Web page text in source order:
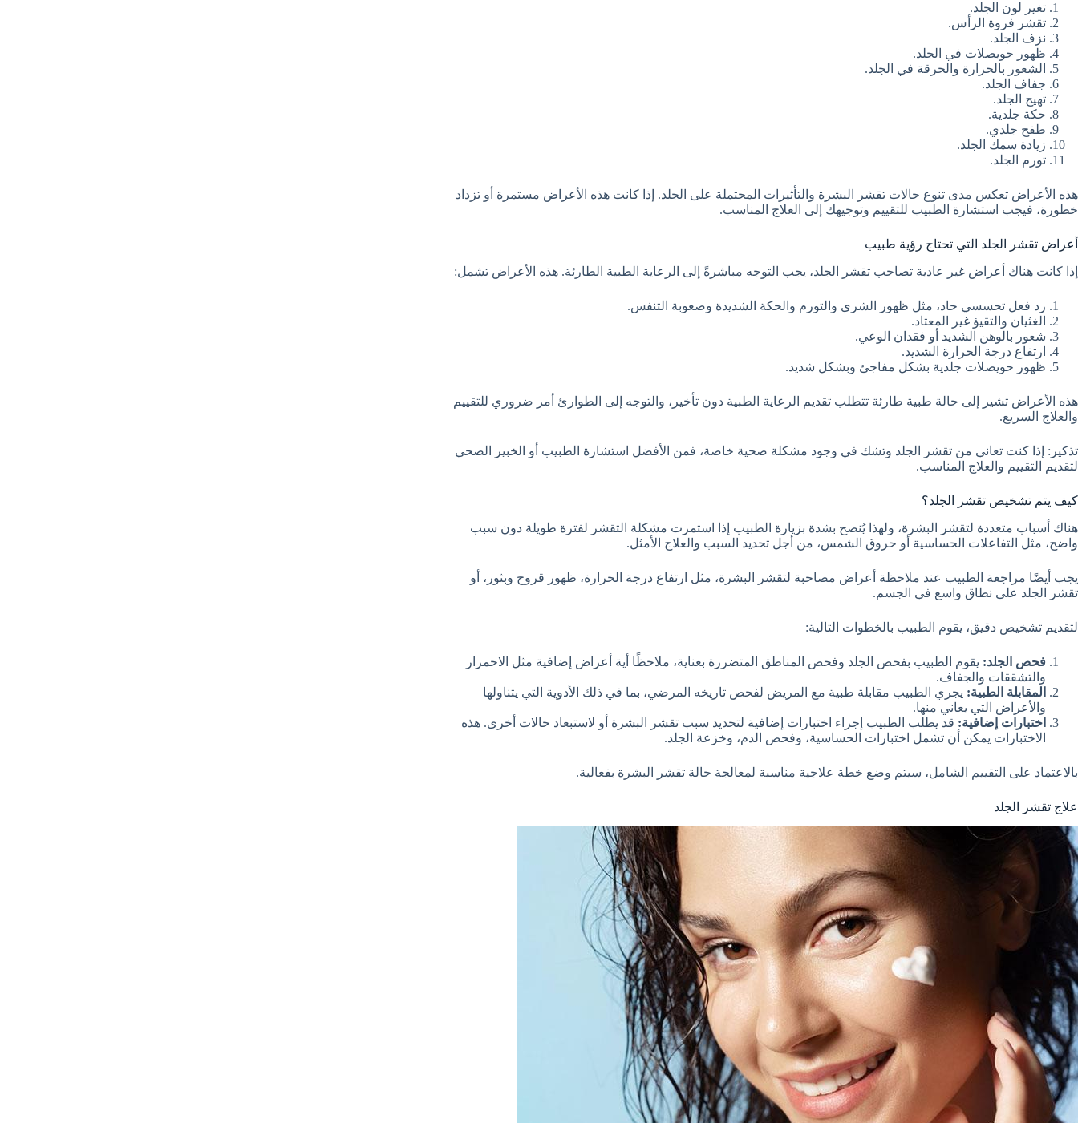
تغير لون الجلد.
تقشر فروة الرأس.
نزف الجلد.
ظهور حويصلات في الجلد.
الشعور بالحرارة والحرقة في الجلد.
جفاف الجلد.
تهيج الجلد.
حكة جلدية.
طفح جلدي.
زيادة سمك الجلد.
تورم الجلد.
هذه الأعراض تعكس مدى تنوع حالات تقشر البشرة والتأثيرات المحتملة على الجلد. إذا كانت هذه الأعراض مستمرة أو تزداد
خطورة، فيجب استشارة الطبيب للتقييم وتوجيهك إلى العلاج المناسب.
أعراض تقشر الجلد التي تحتاج رؤية طبيب
إذا كانت هناك أعراض غير عادية تصاحب تقشر الجلد، يجب التوجه مباشرةً إلى الرعاية الطبية الطارئة. هذه الأعراض تشمل:
رد فعل تحسسي حاد، مثل ظهور الشرى والتورم والحكة الشديدة وصعوبة التنفس.
الغثيان والتقيؤ غير المعتاد.
شعور بالوهن الشديد أو فقدان الوعي.
ارتفاع درجة الحرارة الشديد.
ظهور حويصلات جلدية بشكل مفاجئ وبشكل شديد.
هذه الأعراض تشير إلى حالة طبية طارئة تتطلب تقديم الرعاية الطبية دون تأخير، والتوجه إلى الطوارئ أمر ضروري للتقييم
والعلاج السريع.
تذكير: إذا كنت تعاني من تقشر الجلد وتشك في وجود مشكلة صحية خاصة، فمن الأفضل استشارة الطبيب أو الخبير الصحي
لتقديم التقييم والعلاج المناسب.
كيف يتم تشخيص تقشر الجلد؟
هناك أسباب متعددة لتقشر البشرة، ولهذا يُنصح بشدة بزيارة الطبيب إذا استمرت مشكلة التقشر لفترة طويلة دون سبب
واضح، مثل التفاعلات الحساسية أو حروق الشمس، من أجل تحديد السبب والعلاج الأمثل.
يجب أيضًا مراجعة الطبيب عند ملاحظة أعراض مصاحبة لتقشر البشرة، مثل ارتفاع درجة الحرارة، ظهور قروح وبثور، أو
تقشر الجلد على نطاق واسع في الجسم.
لتقديم تشخيص دقيق، يقوم الطبيب بالخطوات التالية:
فحص الجلد: يقوم الطبيب بفحص الجلد وفحص المناطق المتضررة بعناية، ملاحظًا أية أعراض إضافية مثل الاحمرار
والتشققات والجفاف.
المقابلة الطبية: يجري الطبيب مقابلة طبية مع المريض لفحص تاريخه المرضي، بما في ذلك الأدوية التي يتناولها
والأعراض التي يعاني منها.
اختبارات إضافية: قد يطلب الطبيب إجراء اختبارات إضافية لتحديد سبب تقشر البشرة أو لاستبعاد حالات أخرى. هذه
الاختبارات يمكن أن تشمل اختبارات الحساسية، وفحص الدم، وخزعة الجلد.
بالاعتماد على التقييم الشامل، سيتم وضع خطة علاجية مناسبة لمعالجة حالة تقشر البشرة بفعالية.
علاج تقشر الجلد